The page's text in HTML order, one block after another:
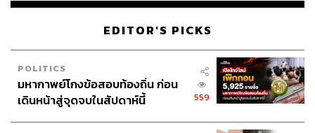
EDITOR'S PICKS
POLITICS
มหากาพย์โกงข้อสอบท้องถิ่น ก่อน
เดินหน้าสู่จุดจบในสัปดาห์นี้
559